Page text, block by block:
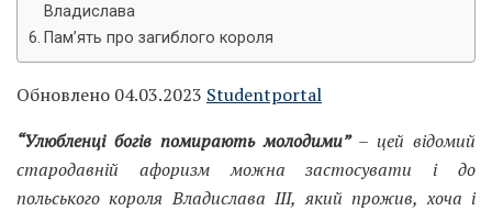
Владислава
Пам’ять про загиблого короля
Обновлено 04.03.2023 Studentportal
“Улюбленці богів помирають молодими”– цей відомий
стародавній афоризм можна застосувати і до
польського короля Владислава III, який прожив, хоча і